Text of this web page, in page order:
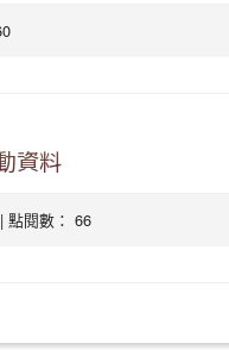
資料
點閱數： 66